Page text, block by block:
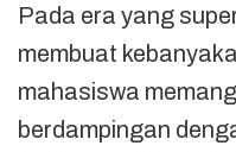
Pada era yang
membuat
mahasiswa
berdampingan